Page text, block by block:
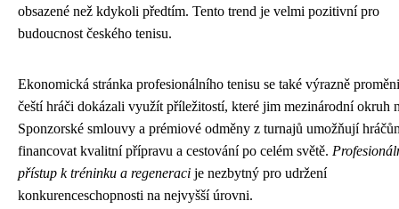
obsazené než kdykoli předtím. Tento trend je velmi pozitivní pro
budoucnost českého tenisu.
Ekonomická stránka profesionálního tenisu se také výrazně
čeští hráči dokázali využít příležitostí, které jim mezinárodní okruh
Sponzorské smlouvy a prémiové odměny z turnajů umožňují
financovat kvalitní přípravu a cestování po celém světě.
přístup k tréninku a regeneraci je nezbytný pro udržení
konkurenceschopnosti na nejvyšší úrovni.